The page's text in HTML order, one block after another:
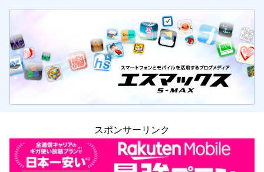
スポンサーリンク